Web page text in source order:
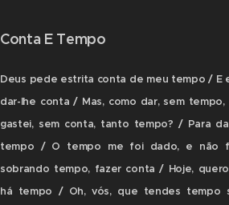
Conta E Tempo
Deus pede estrita conta de meu tempo / E
dar-lhe conta / Mas, como dar, sem
gastei, sem conta, tanto tempo? / Para
tempo / O tempo me foi dado, e não
sobrando tempo, fazer conta / Hoje,
há tempo / Oh, vós, que tendes tempo